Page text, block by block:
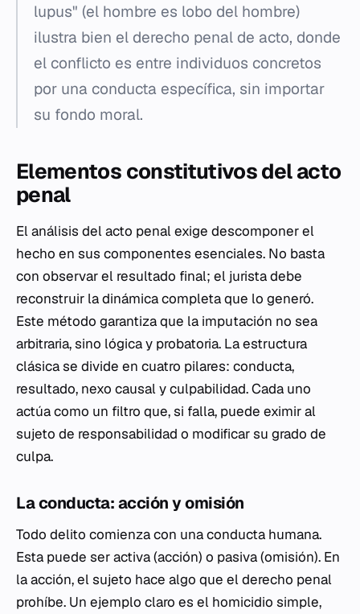
lupus" (el hombre es lobo del hombre)
ilustra bien el derecho penal de acto, donde
el conflicto es entre individuos concretos
por una conducta específica, sin importar
su fondo moral.
Elementos constitutivos del acto
penal
El análisis del acto penal exige descomponer el
hecho en sus componentes esenciales. No basta
con observar el resultado final; el jurista debe
reconstruir la dinámica completa que lo generó.
Este método garantiza que la imputación no sea
arbitraria, sino lógica y probatoria. La estructura
clásica se divide en cuatro pilares: conducta,
resultado, nexo causal y culpabilidad. Cada uno
actúa como un filtro que, si falla, puede eximir al
sujeto de responsabilidad o modificar su grado de
culpa.
La conducta: acción y omisión
Todo delito comienza con una conducta humana.
Esta puede ser activa (acción) o pasiva (omisión). En
la acción, el sujeto hace algo que el derecho penal
prohíbe. Un ejemplo claro es el homicidio simple,